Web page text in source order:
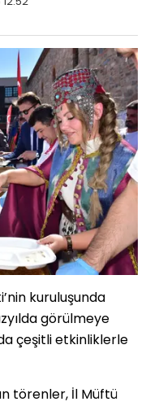
kuruluşunda
görülmeye
çeşitli etkinliklerle
törenler, İl Müftü